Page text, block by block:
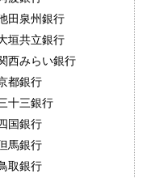
田泉州銀行
垣共立銀行
西みらい銀行
都銀行
十三銀行
国銀行
馬銀行
取銀行